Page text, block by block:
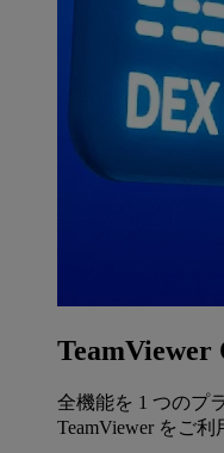
TeamViewer
全機能を 1 つのプ
TeamViewer をご利